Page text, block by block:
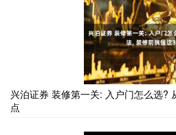
兴泊证券 装修第一关: 入户门怎么选?
点